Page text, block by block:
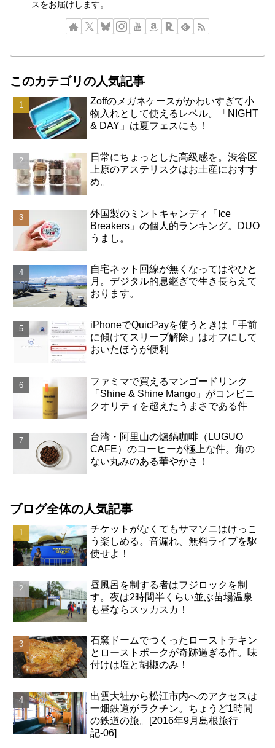
スをお届けします。
このカテゴリの人気記事
Zoffのメガネケースがかわいすぎて小
物入れとして使えるレベル。「NIGHT
& DAY」は夏フェスにも！
日常にちょっとした高級感を。渋谷区
上原のアステリスクはお土産におすす
め。
外国製のミントキャンディ「Ice
Breakers」の個人的ランキング。DUO
うまし。
自宅ネット回線が無くなってはやひと
月。デジタル的息継ぎで生き長らえて
おります。
iPhoneでQuicPayを使うときは「手前
に傾けてスリープ解除」はオフにして
おいたほうが便利
ファミマで買えるマンゴードリンク
「Shine & Shine Mango」がコンビニ
クオリティを超えたうまさである件
台湾・阿里山の爐鍋咖啡（LUGUO
CAFE）のコーヒーが極上な件。角の
ない丸みのある華やかさ！
ブログ全体の人気記事
チケットがなくてもサマソニはけっこ
う楽しめる。音漏れ、無料ライブを駆
使せよ！
昼風呂を制する者はフジロックを制
す。夜は2時間半くらい並ぶ苗場温泉
も昼ならスッカスカ！
石窯ドームでつくったローストチキン
とローストポークが奇跡過ぎる件。味
付けは塩と胡椒のみ！
出雲大社から松江市内へのアクセスは
一畑鉄道がラクチン。ちょうど1時間
の鉄道の旅。[2016年9月島根旅行
記-06]